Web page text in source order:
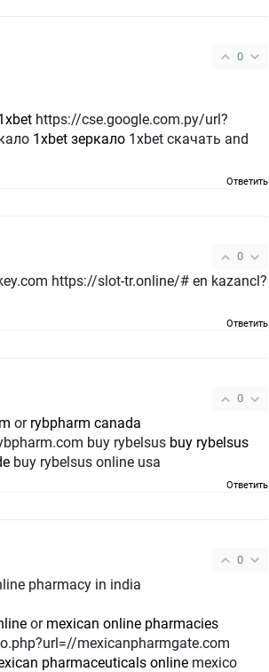
0
1xbet зеркало 1xbet скачать and
Ответить
0
https://slot-tr.online/# en kazancl?
Ответить
0
or rybpharm canada
buy rybelsus buy rybelsus
buy rybelsus online usa
Ответить
0
pharmacy in india
or mexican online pharmacies
pharmaceuticals online mexico